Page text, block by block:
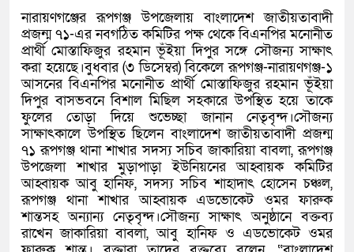
নারায়ণগঞ্জের রূপগঞ্জ উপজেলায় বাংলাদেশ জাতীয়তাবাদী
প্রজন্ম ৭১-এর নবগঠিত কমিটির পক্ষ থেকে বিএনপির মনোনীত
প্রার্থী মোস্তাফিজুর রহমান ভূঁইয়া দিপুর সঙ্গে সৌজন্য সাক্ষাৎ
করা হয়েছে।বুধবার (৩ ডিসেম্বর) বিকেলে রূপগঞ্জ-নারায়ণগঞ্জ-১
আসনের বিএনপির মনোনীত প্রার্থী মোস্তাফিজুর রহমান ভূঁইয়া
দিপুর বাসভবনে বিশাল মিছিল সহকারে উপস্থিত হয়ে তাকে
ফুলের তোড়া দিয়ে শুভেচ্ছা জানান নেতৃবৃন্দ।সৌজন্য
সাক্ষাৎকালে উপস্থিত ছিলেন বাংলাদেশ জাতীয়তাবাদী প্রজন্ম
৭১ রূপগঞ্জ থানা শাখার সদস্য সচিব জাকারিয়া বাবলা, রূপগঞ্জ
উপজেলা শাখার মুড়াপাড়া ইউনিয়নের আহ্বায়ক কমিটির
আহ্বায়ক আবু হানিফ, সদস্য সচিব শাহাদাৎ হোসেন চঞ্চল,
রূপগঞ্জ থানা শাখার আহ্বায়ক এডভোকেট ওমর ফারুক
শান্তসহ অন্যান্য নেতৃবৃন্দ।সৌজন্য সাক্ষাৎ অনুষ্ঠানে বক্তব্য
রাখেন জাকারিয়া বাবলা, আবু হানিফ ও এডভোকেট ওমর